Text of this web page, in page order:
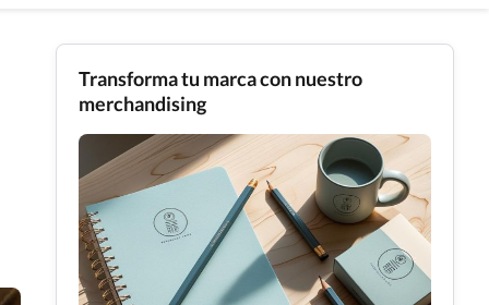
Transforma tu marca con nuestro
merchandising